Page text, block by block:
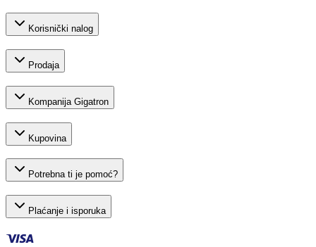
Korisnički nalog
Prodaja
Kompanija Gigatron
Kupovina
Potrebna ti je pomoć?
Plaćanje i isporuka